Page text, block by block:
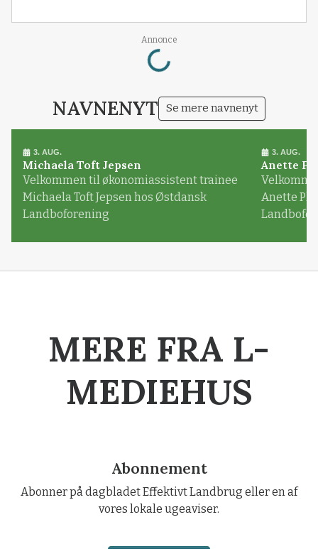
Annonce
Loading...
NAVNENYT Se mere navnenyt
3. AUG.
Michaela Toft Jepsen
Velkommen til økonomiassistent trainee
Michaela Toft Jepsen hos Østdansk
Landboforening
3. AUG.
Anette
Anette
MERE FRA L-
MEDIEHUS
Abonnement
Abonner på dagbladet Effektivt Landbrug eller en af
vores lokale ugeaviser.